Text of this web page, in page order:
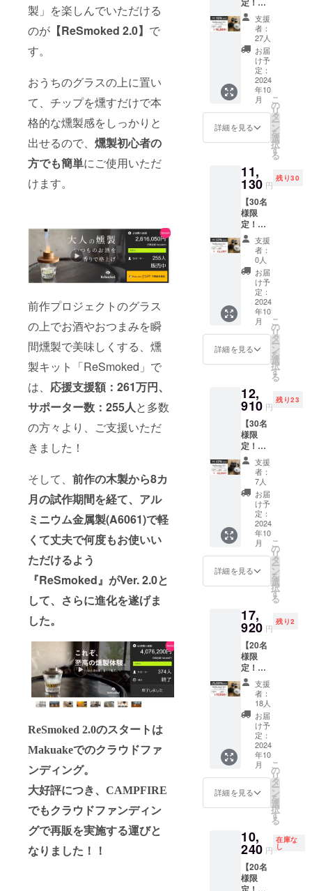
製」を楽しんでいただける
のが 【ReSmoked 2.0】 で
す。
おうちのグラスの上に置い
て、チップを燻すだけで本
格的な燻製感をしっかりと
出せるので、 燻製初心者の
方でも簡単にご使用いただ
けます。
前作プロジェクトのグラス
の上でお酒やおつまみを瞬
間燻製で美味しくする、燻
製キット「ReSmoked」で
は、 応援支援額：261万円、
サポーター数：255人と多数
の方々より、ご支援いただ
きました！
そして、 前作の木製から8カ
月の試作期間を経て、アル
ミニウム金属製(A6061)で軽
くて丈夫で何度もお使いい
ただけるよう
『ReSmoked』がVer. 2.0と
して、さらに進化を遂げま
した。
ReSmoked 2.0のスタートは
Makuakeでのクラウドファ
ンディング。
大好評につき、CAMPFIRE
でもクラウドファンディン
グで再販を実施する運びと
なりました！！
クリスマス
は家族や恋
人や大切な
仲間と楽し
く過ごすこ
とができる
１年に一度
の日です。
な人と笑顔
で過ごせる
ように。
Noel clanに
はそんな
サービスを
お届けした
いと思いが
込められて
います。
15％OF
F！早
割】
ReSmo
ked 2.0
CAMPF
IRE価格
12,800
円（税
込・送
料込
み） ↓
格
10,880
円（税
込・送
料込
み）
※ReSm
oked
2.0本体
より
15％OF
ターン
内容＞
●ReSm
oked
2.0本体
※送料込
み ※一
部デザ
インが
変更と
なる場
合があ
りま
す。 ※
ご注文
状況、
使用部
材の供
給状
況、製
造工程
上の都
が遅れ
る場合
があり
ます。
支援
者：
27人
お届
け予
定：
2024
年10
月
詳細を見る
こ
の
リ
タ
ー
ン
を
選
択
す
る
11,
130 円
残り30
【30名
様限
定！
13％OF
F！早
割】
ReSmo
ked 2.0
CAMPF
IRE価格
12,800
円（税
込・送
料込
み） ↓
格
11,130
円（税
込・送
料込
み）
※ReSm
oked
2.0本体
より
13％OF
ターン
内容＞
●ReSm
oked
2.0本体
※送料込
み ※一
部デザ
インが
変更と
なる場
合があ
りま
す。 ※
ご注文
状況、
使用部
材の供
給状
況、製
造工程
上の都
が遅れ
る場合
があり
ます。
支援
者：
0人
お届
け予
定：
2024
年10
月
詳細を見る
こ
の
リ
タ
ー
ン
を
選
択
す
る
12,
910 円
残り23
【30名
様限
定！
13％OF
F！早
割】
ReSmo
ked 2.0
＋トー
CAMPF
IRE価格
12,800
円＋
トーチ
代
=14,580
円（税
込・送
料込
み） ↓
早割
11,130
円＋
トーチ
代
1,780円
12,910
円（税
込・送
料込
み）
より
13％OF
F ＜リ
ターン
内容＞
支援
者：
7人
お届
け予
定：
2024
年10
月
詳細を見る
こ
の
リ
タ
ー
ン
を
選
択
す
る
17,
920 円
残り2
【20名
様限
定！
30％OF
F！２個
セット
割】
ReSmo
ked 2.0
CAMPF
IRE価格
12,800
円 × 2 =
25,600
円（税
料込
み） ↓
2個セッ
ト割価
格
支援
者：
18人
お届
け予
定：
2024
年10
月
詳細を見る
こ
の
リ
タ
ー
ン
を
選
択
す
る
10,
240 円
在庫な
し
【20名
様限